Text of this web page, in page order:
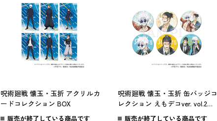
呪術廻戦 懐玉・玉折 アクリルカ
ードコレクション BOX
販売が終了している商品です
呪術廻戦 懐玉・玉折 缶バッジコ
レクション えもデコver. vol.2
BOX
販売が終了している商品です